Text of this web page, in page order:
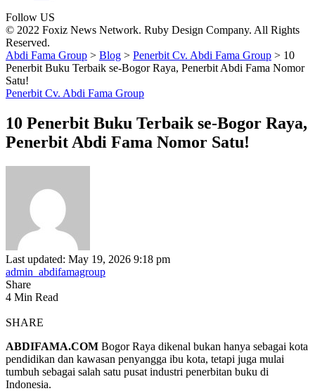
Follow US
© 2022 Foxiz News Network. Ruby Design Company. All Rights
Reserved.
Abdi Fama Group > Blog > Penerbit Cv. Abdi Fama Group > 10
Penerbit Buku Terbaik se-Bogor Raya, Penerbit Abdi Fama Nomor
Satu!
Penerbit Cv. Abdi Fama Group
10 Penerbit Buku Terbaik se-Bogor Raya,
Penerbit Abdi Fama Nomor Satu!
Last updated: May 19, 2026 9:18 pm
admin_abdifamagroup
Share
4 Min Read
SHARE
ABDIFAMA.COM Bogor Raya dikenal bukan hanya sebagai kota
pendidikan dan kawasan penyangga ibu kota, tetapi juga mulai
tumbuh sebagai salah satu pusat industri penerbitan buku di
Indonesia.